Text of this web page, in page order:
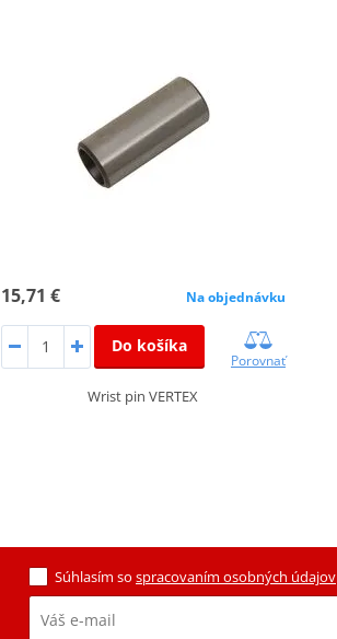
15,71 € Na objednávku
Do košíka
Porovnať
Wrist pin VERTEX
Súhlasím so spracovaním osobných údajov